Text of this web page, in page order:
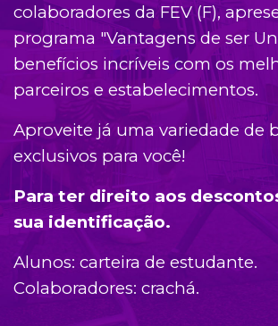
colaboradores da FEV (F),
programa "Vantagens de ser
benefícios incríveis com os
parceiros e estabelecimentos.
Aproveite já uma variedade de
exclusivos para você!
Para ter direito aos
sua identificação.
Alunos: carteira de estudante.
Colaboradores: crachá.